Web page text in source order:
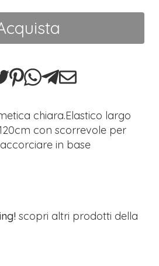
chiara.Elastico largo
con scorrevole per
in base
scopri altri prodotti della